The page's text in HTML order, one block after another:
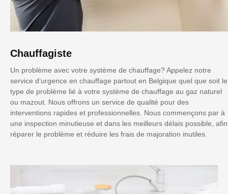
Chauffagiste
Un problème avec votre système de chauffage? Appelez notre
service d’urgence en chauffage partout en Belgique quel que soit le
type de problème lié à votre système de chauffage au gaz naturel
ou mazout. Nous offrons un service de qualité pour des
interventions rapides et professionnelles. Nous commençons par à
une inspection minutieuse et dans les meilleurs délais possible, afin
réparer le problème et réduire les frais de majoration inutiles.